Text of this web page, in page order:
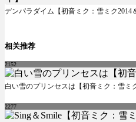
デンパラダイム【初音ミク：雪ミク2014
相关推荐
2152
白い雪のプリンセスは【初音ミク：雪ミク
2277